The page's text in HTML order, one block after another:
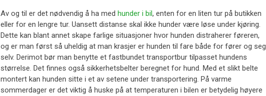
Av og til er det nødvendig å ha med hunder i bil, enten for en liten tur på butikken
eller for en lengre tur. Uansett distanse skal ikke hunder være løse under kjøring.
Dette kan blant annet skape farlige situasjoner hvor hunden distraherer føreren,
og er man først så uheldig at man krasjer er hunden til fare både for fører og seg
selv. Derimot bør man benytte et fastbundet transportbur tilpasset hundens
størrelse. Det finnes også sikkerhetsbelter beregnet for hund. Med et slikt belte
montert kan hunden sitte i et av setene under transportering. På varme
sommerdager er det viktig å huske på at temperaturen i bilen er betydelig høyere